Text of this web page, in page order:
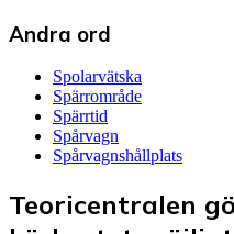
Andra ord
Spolarvätska
Spärrområde
Spärrtid
Spårvagn
Spårvagnshållplats
Teoricentralen